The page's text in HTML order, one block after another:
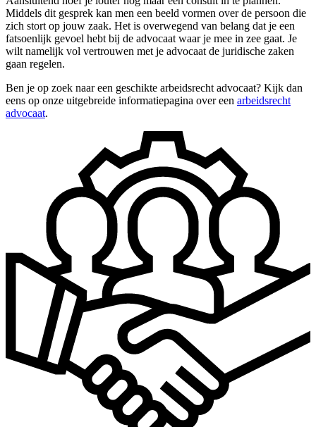
Middels dit gesprek kan men een beeld vormen over de persoon die
zich stort op jouw zaak. Het is overwegend van belang dat je een
fatsoenlijk gevoel hebt bij de advocaat waar je mee in zee gaat. Je
wilt namelijk vol vertrouwen met je advocaat de juridische zaken
gaan regelen.
Ben je op zoek naar een geschikte arbeidsrecht advocaat? Kijk dan
eens op onze uitgebreide informatiepagina over een arbeidsrecht
advocaat.